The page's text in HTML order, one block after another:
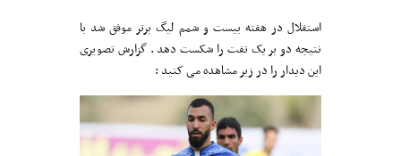
استقلال در هفته بیست و شمم لیگ برتر موفق شد با
نتیجه دو بر یک نفت را شکست دهد . گزارش تصویری
این دیدار را در زیر مشاهده می کنید :